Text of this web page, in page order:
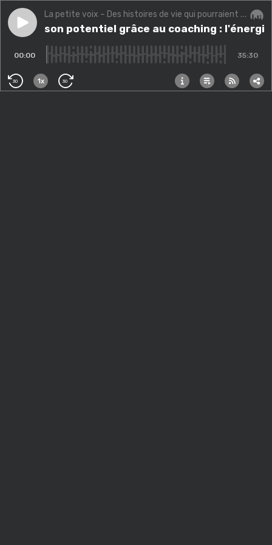
Play episodeRévéler son potentiel grâce au coaching : l'énergie
La petite voix – Des histoires de vie qui pourraient changer la vôtre.
Révéler son potentiel grâce au coaching :
00:00 35:30
30 1x 30